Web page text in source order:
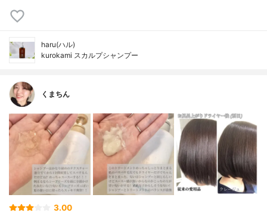
haru(ハル)
kurokami スカルプシャンプー
くまちん
3.00